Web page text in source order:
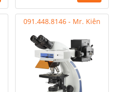
091.448.8146 - Mr. Kiên